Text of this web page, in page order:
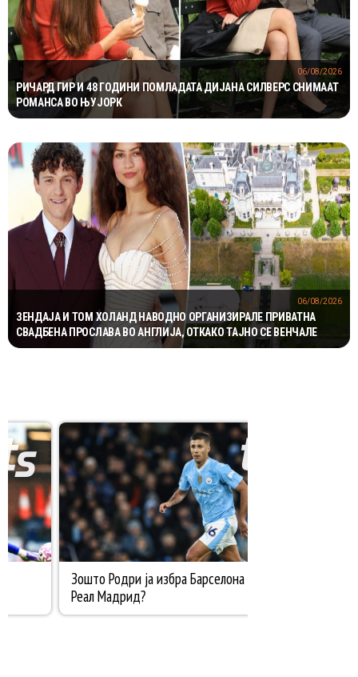
РИЧАРД ГИР И 48 ГОДИНИ ПОМЛАДАТА ДИЈАНА СИЛВЕРС СНИМААТ
РОМАНСА ВО ЊУЈОРК
06/08/2026
ЗЕНДАЈА И ТОМ ХОЛАНД НАВОДНО ОРГАНИЗИРАЛЕ ПРИВАТНА
СВАДБЕНА ПРОСЛАВА ВО АНГЛИЈА, ОТКАКО ТАЈНО СЕ ВЕНЧАЛЕ
06/08/2026